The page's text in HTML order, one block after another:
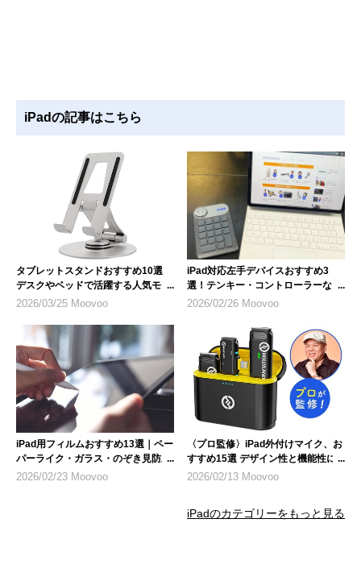
iPadの記事はこちら
タブレットスタンドおすすめ10選
デスクやベッドで活躍する人気モデ
ル
2026/03/25 Moovoo
iPad対応左手デバイスおすすめ3
選！テンキー・コントローラーな
ど、選び方のポイントも解説
2026/02/26 Moovoo
iPad用フィルムおすすめ13選｜ペー
パーライク・ガラス・のぞき見防止
など人気製品を紹介
2026/02/23 Moovoo
〈プロ監修〉iPad外付けマイク、お
すすめ15選 デザイン性と機能性に
も注目
2026/02/13 Moovoo
iPadのカテゴリーをもっと見る